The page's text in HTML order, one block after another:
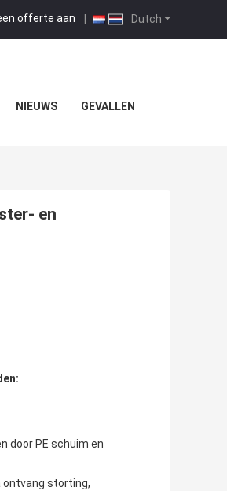
Dutch
offerte aan |
NIEUWS GEVALLEN
en
door PE schuim en
ontvang storting,